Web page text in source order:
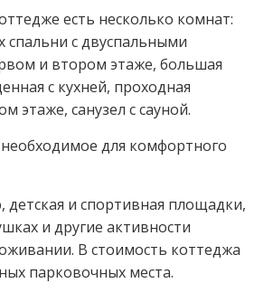
есть несколько комнат:
с двуспальными
и втором этаже, большая
с кухней, проходная
этаже, санузел с сауной.
для комфортного
детская и спортивная площадки,
и другие активности
В стоимость коттеджа
парковочных места.